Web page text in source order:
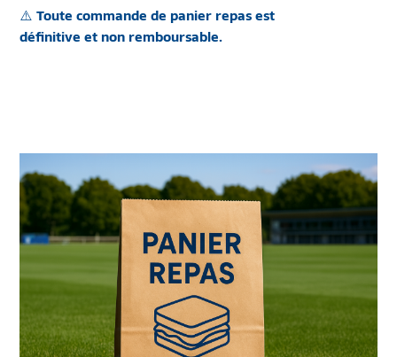
⚠️Toute commande de panier repas est
définitive et non remboursable.